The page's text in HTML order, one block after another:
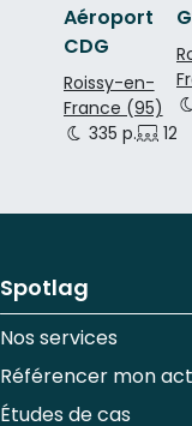
Aéroport
CDG
Roissy-en-
France (95)
335 p.
12 p.
Spotlag
Nos services
Référencer mon
Études de cas